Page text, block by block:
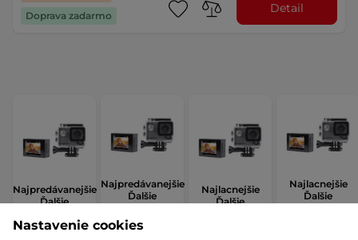
Doprava zadarmo
Detail
Najpredávanejšie
Ďalšie
doplnky
Najpredávanejšie
Ďalšie
elektronické
doplnky -
porovnanie
Najlacnejšie
Ďalšie
Najlacnejšie
Ďalšie
elektronické
Nastavenie cookies